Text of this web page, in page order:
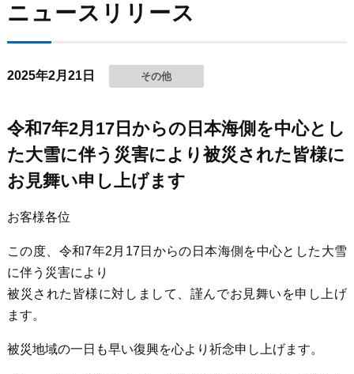
ニュースリリース
2025年2月21日 その他
令和7年2月17日からの日本海側を中心とし
た大雪に伴う災害により被災された皆様に
お見舞い申し上げます
お客様各位
この度、令和7年2月17日からの日本海側を中心とした大雪
に伴う災害により
被災された皆様に対しまして、謹んでお見舞いを申し上げ
ます。
被災地域の一日も早い復興を心より祈念申し上げます。